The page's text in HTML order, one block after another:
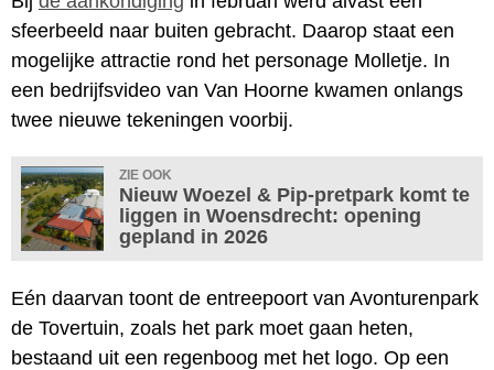
sfeerbeeld naar buiten gebracht. Daarop staat een
mogelijke attractie rond het personage Molletje. In
een bedrijfsvideo van Van Hoorne kwamen onlangs
twee nieuwe tekeningen voorbij.
ZIE OOK
Nieuw Woezel & Pip-pretpark komt te
liggen in Woensdrecht: opening
gepland in 2026
Eén daarvan toont de entreepoort van Avonturenpark
de Tovertuin, zoals het park moet gaan heten,
bestaand uit een regenboog met het logo. Op een